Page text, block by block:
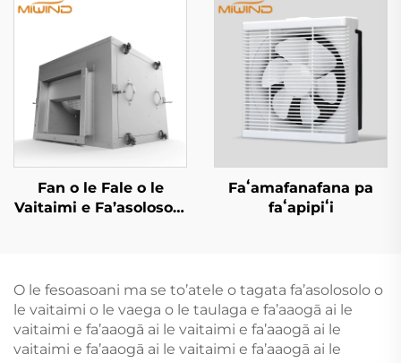
Fan o le Fale o le
Vaitaimi e Fa’asolosolo
Faʻamafanafana pa
faʻapipiʻi
O le fesoasoani ma se to’atele o tagata fa’asolosolo o
le vaitaimi o le vaega o le taulaga e fa’aaogā ai le
vaitaimi e fa’aaogā ai le vaitaimi e fa’aaogā ai le
vaitaimi e fa’aaogā ai le vaitaimi e fa’aaogā ai le